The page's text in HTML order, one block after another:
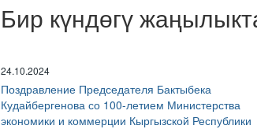
Бир күндөгү
24.10.2024
Поздравление Председателя Бактыбека
Кудайбергенова со 100-летием Министерства
экономики и коммерции Кыргызской Республики